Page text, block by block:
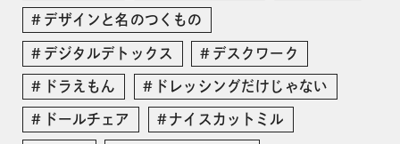
デザインと名のつくもの
デジタルデトックス デスクワーク
ドラえもん ドレッシングだけじゃない
ドールチェア ナイスカットミル